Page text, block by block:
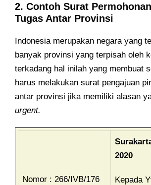
2. Contoh Surat
Tugas Antar Provinsi
Indonesia merupakan negara yang
banyak provinsi yang terpisah oleh
terkadang hal inilah yang membuat
harus melakukan surat pengajuan
antar provinsi jika memiliki alasan
urgent.
Nomor : 266/IVB/176
2020
Kepada